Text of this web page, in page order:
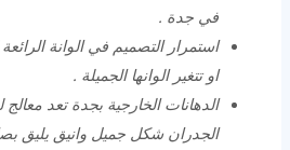
في جدة .
استمرار التصميم في الوانة
او تتغير الوانها الجميلة .
الدهانات الخارجية بجدة تعد
الجدران شكل جميل وانيق يليق